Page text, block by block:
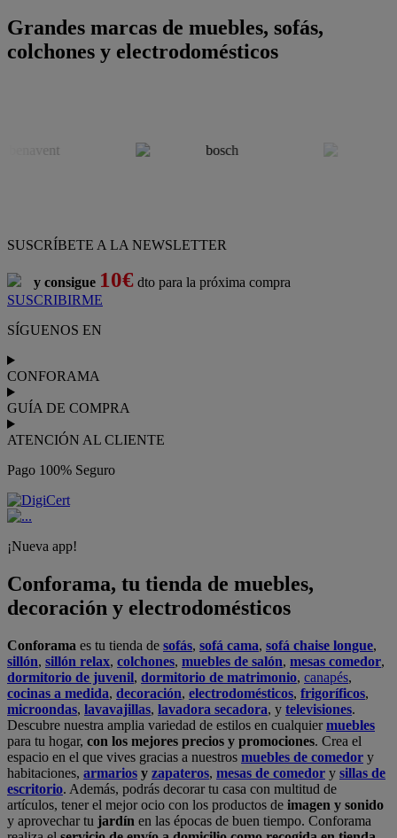
Grandes marcas de muebles, sofás,
colchones y electrodomésticos
SUSCRÍBETE A LA NEWSLETTER
y consigue 10€ dto para la próxima compra
SUSCRIBIRME
SÍGUENOS EN
CONFORAMA
GUÍA DE COMPRA
ATENCIÓN AL CLIENTE
Pago 100% Seguro
¡Nueva app!
Conforama, tu tienda de muebles,
decoración y electrodomésticos
Conforama es tu tienda de sofás, sofá cama, sofá chaise longue,
sillón, sillón relax, colchones, muebles de salón, mesas comedor,
dormitorio de juvenil, dormitorio de matrimonio, canapés,
cocinas a medida, decoración, electrodomésticos, frigoríficos,
microondas, lavavajillas, lavadora secadora, y televisiones.
Descubre nuestra amplia variedad de estilos en cualquiermuebles
para tu hogar, con los mejores precios y promociones. Crea el
espacio en el que vives gracias a nuestros muebles de comedor y
habitaciones, armarios y zapateros, mesas de comedor y sillas de
escritorio. Además, podrás decorar tu casa con multitud de
artículos, tener el mejor ocio con los productos de imagen y sonido
y aprovechar tu jardín en las épocas de buen tiempo. Conforama